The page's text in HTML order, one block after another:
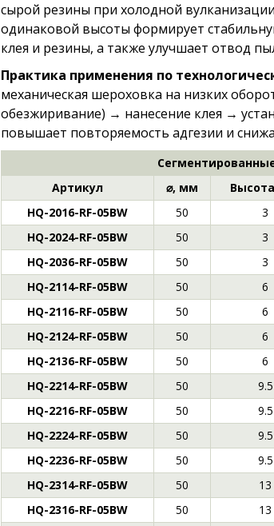
сырой резины при холодной
одинаковой высоты формирует
клея и резины, а также улучшает отвод
Практика применения по
механическая шероховка на низких
обезжиривание) → нанесение клея →
повышает повторяемость адгезии и
Артикул
⌀, мм
HQ-2016-RF-05BW
50 3
HQ-2024-RF-05BW
50 3
HQ-2036-RF-05BW
50 3
HQ-2114-RF-05BW
50 6
HQ-2116-RF-05BW
50 6
HQ-2124-RF-05BW
50 6
HQ-2136-RF-05BW
50 6
HQ-2214-RF-05BW
50 9.5
HQ-2216-RF-05BW
50 9.5
HQ-2224-RF-05BW
50 9.5
HQ-2236-RF-05BW
50 9.5
HQ-2314-RF-05BW
50 13
HQ-2316-RF-05BW
50 13